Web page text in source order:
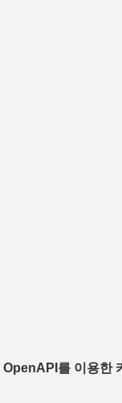
OpenAPI를 이용한